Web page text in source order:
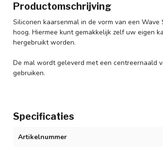
Productomschrijving
Siliconen kaarsenmal in de vorm van een
hoog. Hiermee kunt gemakkelijk zelf uw eigen
hergebruikt worden.
De mal wordt geleverd met een centreernaald
gebruiken.
Specificaties
Artikelnummer